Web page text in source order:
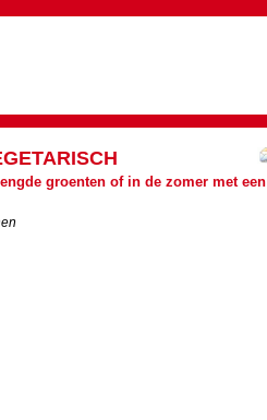
groenten of in de zomer met een